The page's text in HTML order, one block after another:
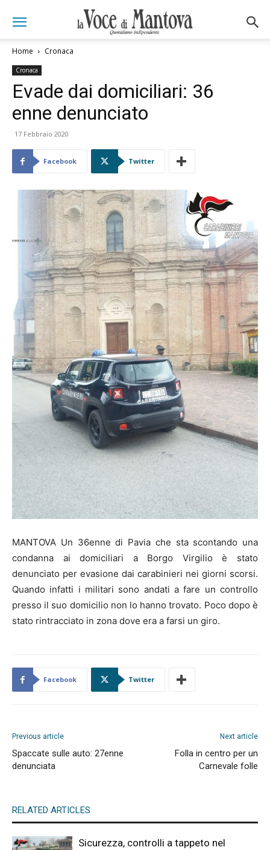
Home Cronaca
Cronaca
Evade dai domiciliari: 36
enne denunciato
17 Febbraio 2020
Facebook Twitter
MANTOVA Un 36enne di Pavia che sta scontando una
condanna ai domiciliari a Borgo Virgilio è stato
denunciato per evasione dai carabinieri nei giorni scorsi.
Quando infatti i militari sono andati a fare un controllo
presso il suo domicilio non lo hanno trovato. Poco dopo è
stato rintracciato in zona dove era a farsi un giro.
Facebook Twitter
Previous article
Spaccate sulle auto: 27enne
denunciata
Next article
Folla in centro per un
Carnevale folle
RELATED ARTICLES
Sicurezza, controlli a tappeto nel